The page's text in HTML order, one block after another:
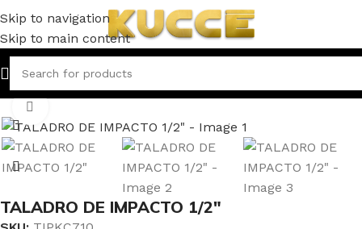
Skip to navigation
Skip to main content
Inicio HERRAMIENTAS
TALADRO DE IMPACTO 1/2″